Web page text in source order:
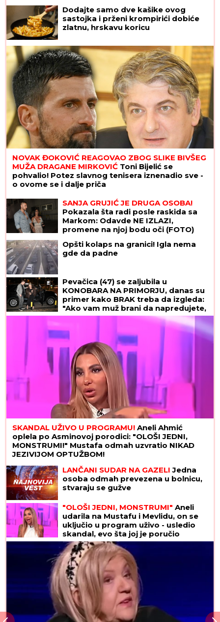
osude"
Dodajte samo dve kašike ovog
sastojka i prženi krompirići dobiće
zlatnu, hrskavu koricu
NOVAK ĐOKOVIĆ REAGOVAO ZBOG SLIKE BIVŠEG
MUŽA DRAGANE MIRKOVIĆ Toni Bijelić se
pohvalio! Potez slavnog tenisera iznenadio sve -
o ovome se i dalje priča
SANJA GRUJIĆ JE DRUGA OSOBA!
Pokazala šta radi posle raskida sa
Markom: Odavde NE IZLAZI,
promene na njoj bodu oči (FOTO)
Opšti kolaps na granici! Igla nema
gde da padne
Pevačica (47) se zaljubila u
KONOBARA NA PRIMORJU, danas su
primer kako BRAK treba da izgleda:
"Ako vam muž brani da napredujete,
NIJE ZA VAS"
SKANDAL UŽIVO U PROGRAMU! Aneli Ahmić
oplela po Asminovoj porodici: "OLOŠI JEDNI,
MONSTRUMI!" Mustafa odmah uzvratio NIKAD
JEZIVIJOM OPTUŽBOM!
LANČANI SUDAR NA GAZELI Jedna
osoba odmah prevezena u bolnicu,
stvaraju se gužve
"OLOŠI JEDNI, MONSTRUMI" Aneli
udarila na Mustafu i Mevlidu, on se
uključio u program uživo - usledio
skandal, evo šta joj je poručio
Asminov otac